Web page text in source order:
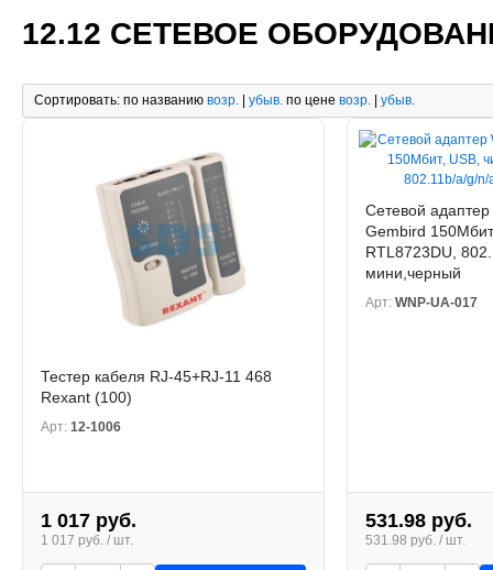
12.12 СЕТЕВОЕ
Сортировать: по названию возр. | убыв. по цене возр. | убыв.
Тестер кабеля RJ-45+RJ-11 468
Rexant (100)
Арт: 12-1006
1 017 руб.
1 017 руб. / шт.
Сетевой
Gembird
RTL8723DU,
мини,черный
Арт: WNP-UA-017
531.98 руб.
531.98 руб. / шт.